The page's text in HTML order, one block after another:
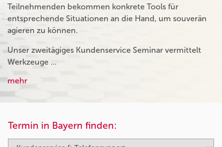
Teilnehmenden bekommen konkrete Tools für
entsprechende Situationen an die Hand, um souverän
agieren zu können.
Unser zweitägiges Kundenservice Seminar vermittelt
Werkzeuge …
mehr
Termin in Bayern finden: